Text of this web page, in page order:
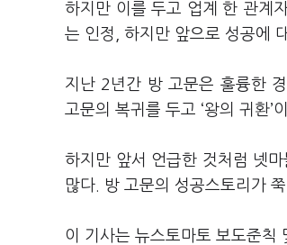
하지만 이를 두고 업계 한 관계
는 인정, 하지만 앞으로 성공에
지난 2년간 방 고문은 훌륭한
고문의 복귀를 두고 ‘왕의 귀환’
하지만 앞서 언급한 것처럼 넷
많다. 방 고문의 성공스토리가
이 기사는 뉴스토마토 보도준칙